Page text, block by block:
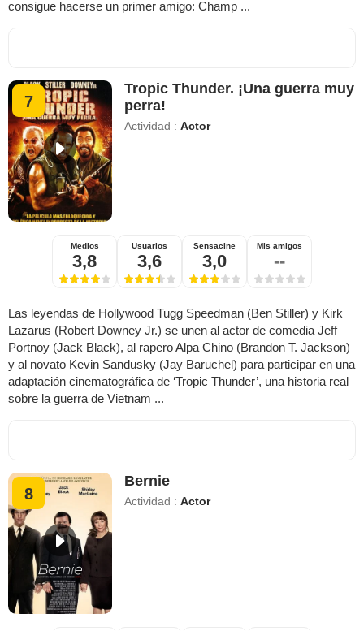
consigue hacerse un primer amigo: Champ ...
7
Tropic Thunder. ¡Una guerra muy
perra!
Actividad :Actor
Medios
3,8
Usuarios
3,6
Sensacine
3,0
Mis amigos
--
Las leyendas de Hollywood Tugg Speedman (Ben Stiller) y Kirk
Lazarus (Robert Downey Jr.) se unen al actor de comedia Jeff
Portnoy (Jack Black), al rapero Alpa Chino (Brandon T. Jackson)
y al novato Kevin Sandusky (Jay Baruchel) para participar en una
adaptación cinematográfica de ‘Tropic Thunder’, una historia real
sobre la guerra de Vietnam ...
8
Bernie
Actividad :Actor